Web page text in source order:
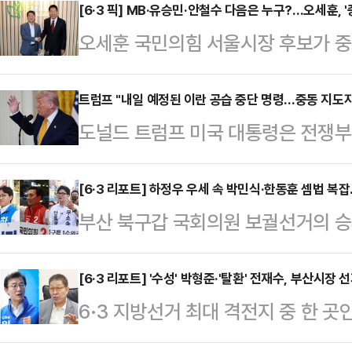
지원을 확대하겠다는 취지다.17일
2차 지급 대상자는 소득 하위 70%
을 기준으로 정해졌다.외벌이 가
▲2인 가구 14만 원 ▲3인 가구 26
원금을 받는다.지역가입자는 ▲1
가구 …
[6·3 픽] MB·유승민·안철수 다음은 누구?…오세훈, '
오세훈 국민의힘 서울시장 후보가
이유에 대해 관심이 쏠리고 있다.
권 일부의 평가절하도 존재하지만,
을 제대로 평가받기 위한 절박함이
영등포구 청년취업사관학교 영등
업사관학교'(청취사) 수료생들을
로 이명박 전 대통령, 이준석 개혁
의 만남이다.최근 오…
트럼프 "내일 예정된 이란 공습 중단 명령…중동 지도
도널드 트럼프 미국 대통령은 전쟁
령했다고 말했다.로이터통신에 따
셜미디어(SNS) 트루스소셜을 통
중단하라고 피트 헤그세스 전쟁부
혔다.그러면서 “중동 동맹국들의
다”며 “그들은 종전 합의가 이뤄질
란은 물론 중동 지역 국가 모두가
다.이어 그는 타밈…
[6·3 리포트] 하정우 우세 속 박민식·한동훈 셈법 복
부산 북구갑 국회의원 보궐선거의
가 꼽히고 있지만 정치권에서는 가
나타났다. 결국 3자 구도로 선거가
를 달리고 있는 하정우 더불어민주
이 나온다.여론조사 기관인 '여론
[6·3 리포트] '수성' 박형준·'탈환' 전재수, 부산시장
6·3 지방선거 최대 격전지 중 한 곳
후보와 박형준 국민의힘 후보의 맞